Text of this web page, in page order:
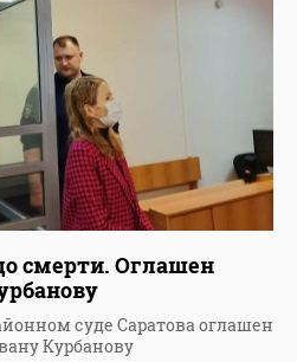
смерти. Оглашен
суде Саратова оглашен
Курбанову